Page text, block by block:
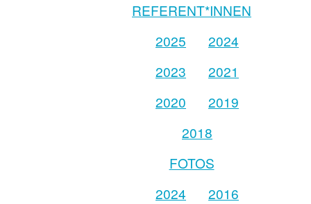
REFERENT*INNEN
2025
2024
2023
2021
2020
2019
2018
FOTOS
2024
2016